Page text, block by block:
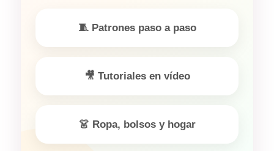
🧵 Patrones paso a paso
🎥 Tutoriales en vídeo
👗 Ropa, bolsos y hogar